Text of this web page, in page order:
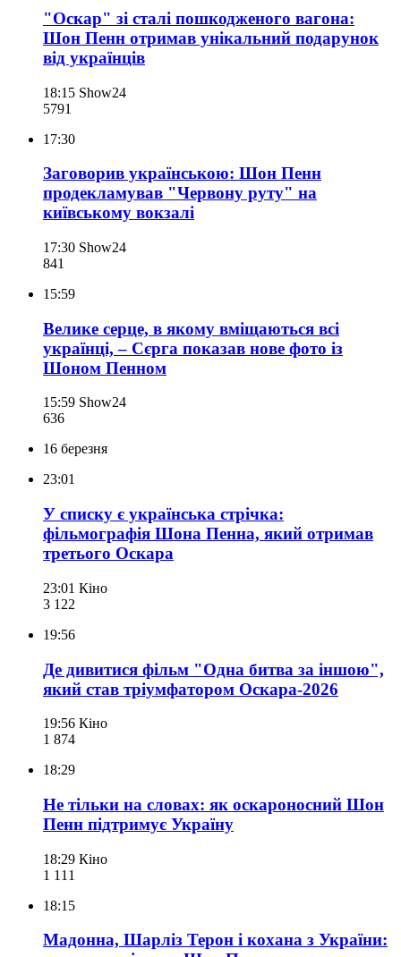
"Оскар" зі сталі пошкодженого вагона:
Шон Пенн отримав унікальний подарунок
від українців
18:15 Show24
5791
17:30
Заговорив українською: Шон Пенн
продекламував "Червону руту" на
київському вокзалі
17:30 Show24
841
15:59
Велике серце, в якому вміщаються всі
українці, – Сєрга показав нове фото із
Шоном Пенном
15:59 Show24
636
16 березня
23:01
У списку є українська стрічка:
фільмографія Шона Пенна, який отримав
третього Оскара
23:01 Кіно
3 122
19:56
Де дивитися фільм "Одна битва за іншою",
який став тріумфатором Оскара-2026
19:56 Кіно
1 874
18:29
Не тільки на словах: як оскароносний Шон
Пенн підтримує Україну
18:29 Кіно
1 111
18:15
Мадонна, Шарліз Терон і кохана з України: